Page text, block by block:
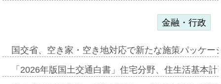
金融・行政
国交省、空き家・空き地対応で新たな施策パッケ
「2026年版国土交通白書」住宅分野、住生活基本